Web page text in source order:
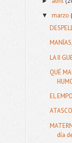
▼marzo
LA II
QUÉ
EL
ATASCO
día